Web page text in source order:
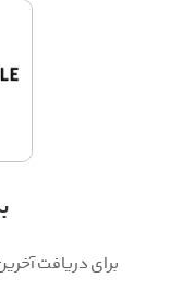
برای دریافت آخرین